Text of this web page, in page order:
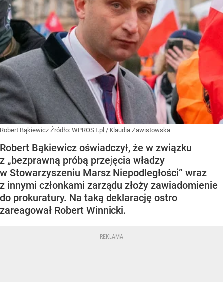
Robert Bąkiewicz Źródło: WPROST.pl / Klaudia Zawistowska
Robert Bąkiewicz oświadczył, że w związku
z „bezprawną próbą przejęcia władzy
w Stowarzyszeniu Marsz Niepodległości” wraz
z innymi członkami zarządu złoży zawiadomienie
do prokuratury. Na taką deklarację ostro
zareagował Robert Winnicki.